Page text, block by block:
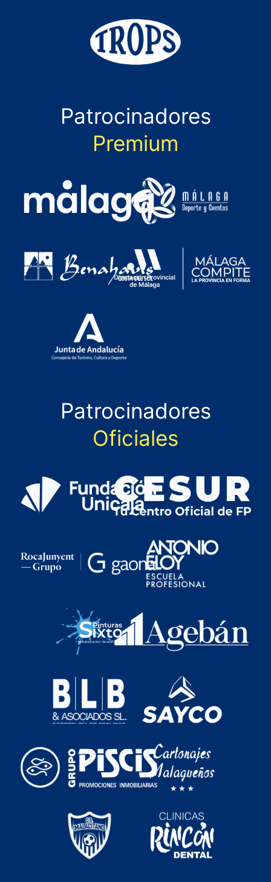
Patrocinadores
Premium
Patrocinadores
Oficiales